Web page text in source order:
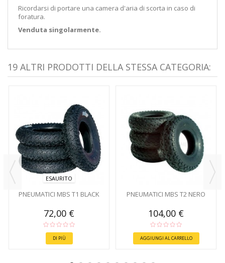
Ricordarsi di portare una camera d'aria di scorta in caso di
foratura.
Venduta singolarmente.
19 ALTRI PRODOTTI DELLA STESSA CATEGORIA:
ESAURITO
PNEUMATICI MBS T1 BLACK
72,00 €
DI PIÙ
PNEUMATICI MBS T2 NERO
104,00 €
AGGIUNGI AL CARRELLO